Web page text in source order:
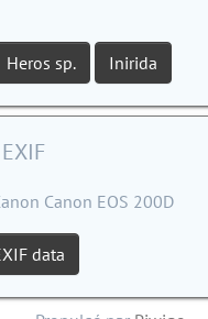
Heros sp. Inirida
Canon EOS 200D
data